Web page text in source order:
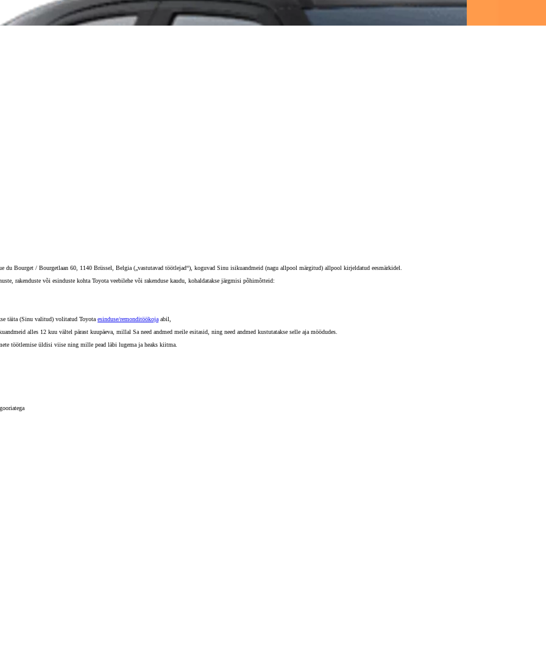
Bourget / Bourgetlaan 60, 1140 Brüssel, Belgia („vastutavad töötlejad“), koguvad Sinu isikuandmeid (nagu allpool märgitud) allpool kirjeldatud eesmärkidel.
rakenduste või esinduste kohta Toyota veebilehe või rakenduse kaudu, kohaldatakse järgmisi põhimõtteid:
täita (Sinu valitud) volitatud Toyota esinduse/remonditöökoja abil,
alles 12 kuu vältel pärast kuupäeva, millal Sa need andmed meile esitasid, ning need andmed kustutatakse selle aja möödudes.
töötlemise üldisi viise ning mille pead läbi lugema ja heaks kiitma.